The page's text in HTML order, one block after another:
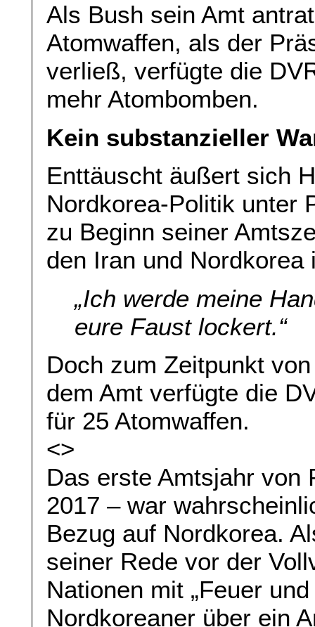
Als Bush sein Amt
Atomwaffen, als der
verließ, verfügte die
mehr Atombomben.
Kein substanzieller
Enttäuscht äußert sich
Nordkorea-Politik unter
zu Beginn seiner
den Iran und
„Ich werde meine
eure Faust lockert.“
Doch zum Zeitpunkt
dem Amt verfügte die
für 25 Atomwaffen.
<>
Das erste Amtsjahr von
2017 – war
Bezug auf Nordkorea.
seiner Rede vor der
Nationen mit „Feuer
Nordkoreaner über ein